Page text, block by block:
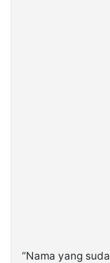
“Nama yang